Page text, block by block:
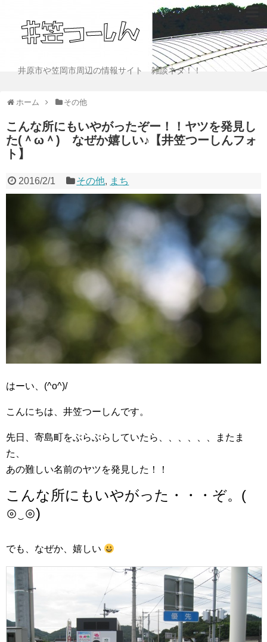
井原市や笠岡市周辺の情報サイト 雑談ネタ！！
ホーム その他
こんな所にもいやがったぞー！！ヤツを発見し
た(＾ω＾) なぜか嬉しい♪【井笠つーしんフォ
ト】
2016/2/1 その他, まち
はーい、(^o^)/
こんにちは、井笠つーしんです。
先日、寄島町をぶらぶらしていたら、、、、、、またま
た、
あの難しい名前のヤツを発見した！！
こんな所にもいやがった・・・ぞ。(
⊙‿⊙)
でも、なぜか、嬉しい